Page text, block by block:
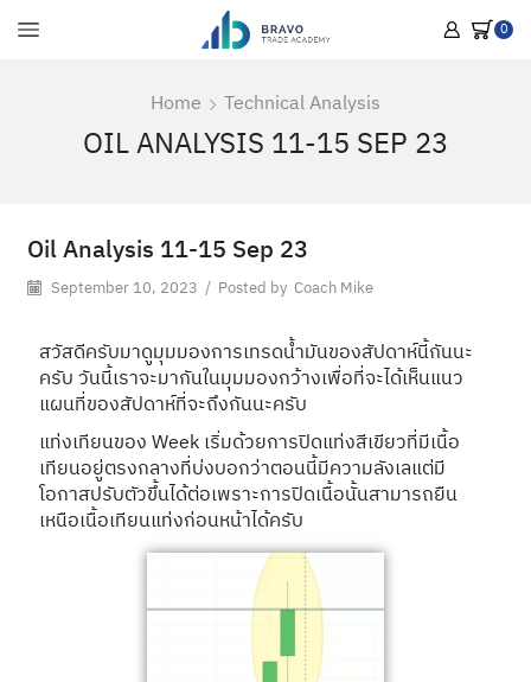
0
Home Technical Analysis
OIL ANALYSIS 11-15 SEP 23
Oil Analysis 11-15 Sep 23
September 10, 2023 / Posted by Coach Mike
สวัสดีครับมาดูมุมมองการเทรดน้ำมันของสัปดาห์นี้กันนะ
ครับ วันนี้เราจะมากันในมุมมองกว้างเพื่อที่จะได้เห็นแนว
แผนที่ของสัปดาห์ที่จะถึงกันนะครับ
แท่งเทียนของ Week เริ่มด้วยการปิดแท่งสีเขียวที่มีเนื้อ
เทียนอยู่ตรงกลางที่บ่งบอกว่าตอนนี้มีความลังเลแต่มี
โอกาสปรับตัวขึ้นได้ต่อเพราะการปิดเนื้อนั้นสามารถยืน
เหนือเนื้อเทียนแท่งก่อนหน้าได้ครับ